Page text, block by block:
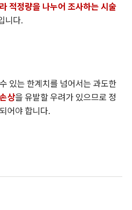
적정량을 나누어 조사하는 시술
니다.
있는 한계치를 넘어서는 과도한
상을 유발할 우려가 있으므로 정
어야 합니다.